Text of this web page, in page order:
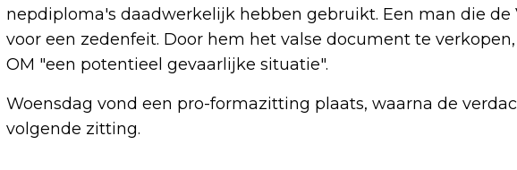
nepdiploma's daadwerkelijk hebben gebruikt. Een man die de
voor een zedenfeit. Door hem het valse document te
OM "een potentieel gevaarlijke situatie".
Woensdag vond een pro-formazitting plaats, waarna de
volgende zitting.